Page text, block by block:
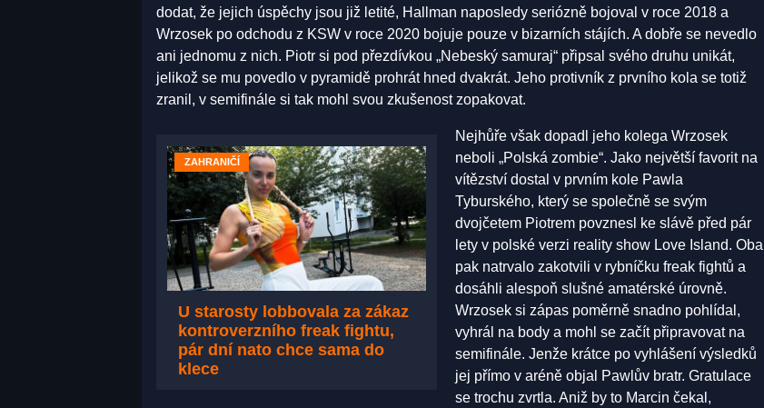
dodat, že jejich úspěchy jsou již letité, Hallman naposledy seriózně bojoval v roce 2018 a
Wrzosek po odchodu z KSW v roce 2020 bojuje pouze v bizarních stájích. A dobře se nevedlo
ani jednomu z nich. Piotr si pod přezdívkou „Nebeský samuraj“ připsal svého druhu unikát,
jelikož se mu povedlo v pyramidě prohrát hned dvakrát. Jeho protivník z prvního kola se totiž
zranil, v semifinále si tak mohl svou zkušenost zopakovat.
ZAHRANIČÍ
U starosty lobbovala za zákaz
kontroverzního freak fightu,
pár dní nato chce sama do
klece
Nejhůře však dopadl jeho kolega Wrzosek
neboli „Polská zombie“. Jako největší favorit na
vítězství dostal v prvním kole Pawla
Tyburského, který se společně se svým
dvojčetem Piotrem povznesl ke slávě před pár
lety v polské verzi reality show Love Island. Oba
pak natrvalo zakotvili v rybníčku freak fightů a
dosáhli alespoň slušné amatérské úrovně.
Wrzosek si zápas poměrně snadno pohlídal,
vyhrál na body a mohl se začít připravovat na
semifinále. Jenže krátce po vyhlášení výsledků
jej přímo v aréně objal Pawlův bratr. Gratulace
se trochu zvrtla. Aniž by to Marcin čekal,